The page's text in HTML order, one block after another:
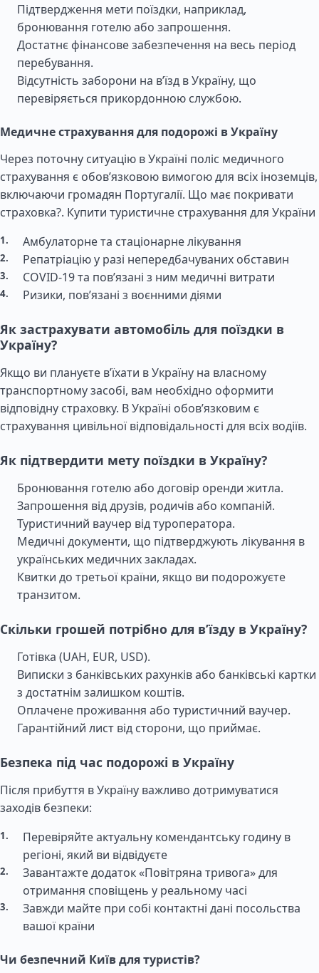
Підтвердження мети поїздки, наприклад,
бронювання готелю або запрошення.
Достатнє фінансове забезпечення на весь період
перебування.
Відсутність заборони на в’їзд в Україну, що
перевіряється прикордонною службою.
Медичне страхування для подорожі в Україну
Через поточну ситуацію в Україні поліс медичного
страхування є обов’язковою вимогою для всіх іноземців,
включаючи громадян Португалії. Що має покривати
страховка?. Купити туристичне страхування для України
Амбулаторне та стаціонарне лікування
Репатріацію у разі непередбачуваних обставин
COVID-19 та пов’язані з ним медичні витрати
Ризики, пов’язані з воєнними діями
Як застрахувати автомобіль для поїздки в
Україну?
Якщо ви плануєте в’їхати в Україну на власному
транспортному засобі, вам необхідно оформити
відповідну страховку. В Україні обов’язковим є
страхування цивільної відповідальності для всіх водіїв.
Як підтвердити мету поїздки в Україну?
Бронювання готелю або договір оренди житла.
Запрошення від друзів, родичів або компаній.
Туристичний ваучер від туроператора.
Медичні документи, що підтверджують лікування в
українських медичних закладах.
Квитки до третьої країни, якщо ви подорожуєте
транзитом.
Скільки грошей потрібно для в’їзду в Україну?
Готівка (UAH, EUR, USD).
Виписки з банківських рахунків або банківські картки
з достатнім залишком коштів.
Оплачене проживання або туристичний ваучер.
Гарантійний лист від сторони, що приймає.
Безпека під час подорожі в Україну
Після прибуття в Україну важливо дотримуватися
заходів безпеки:
Перевіряйте актуальну комендантську годину в
регіоні, який ви відвідуєте
Завантажте додаток «Повітряна тривога» для
отримання сповіщень у реальному часі
Завжди майте при собі контактні дані посольства
вашої країни
Чи безпечний Київ для туристів?